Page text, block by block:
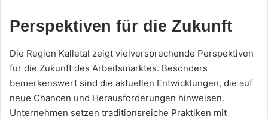
Perspektiven für die Zukunft
Die Region Kalletal zeigt vielversprechende Perspektiven
für die Zukunft des Arbeitsmarktes. Besonders
bemerkenswert sind die aktuellen Entwicklungen, die auf
neue Chancen und Herausforderungen hinweisen.
Unternehmen setzen traditionsreiche Praktiken mit